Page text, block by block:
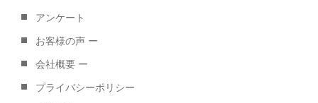
アンケート
お客様の声 ー
会社概要 ー
プライバシーポリシー